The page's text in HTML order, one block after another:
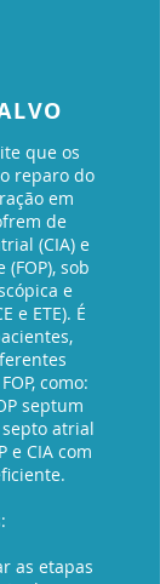
que os
reparo do
em
de
(CIA) e
sob
e
e ETE). É
como:
septum
atrial
e CIA com
as etapas